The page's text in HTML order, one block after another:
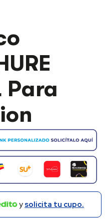
Para
y solicita tu cupo.